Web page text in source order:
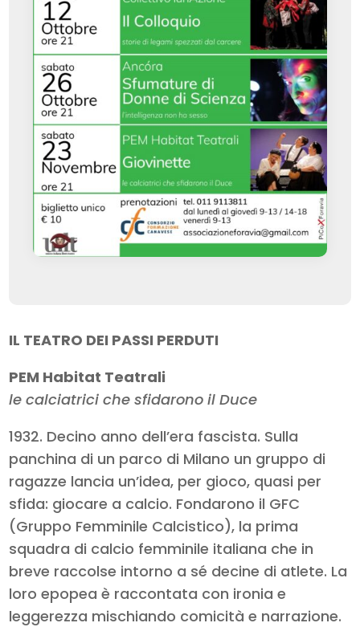
IL TEATRO DEI PASSI PERDUTI
PEM Habitat Teatrali
le calciatrici che sfidarono il Duce
1932. Decino anno dell’era fascista. Sulla
panchina di un parco di Milano un gruppo di
ragazze lancia un’idea, per gioco, quasi per
sfida: giocare a calcio. Fondarono il GFC
(Gruppo Femminile Calcistico), la prima
squadra di calcio femminile italiana che in
breve raccolse intorno a sé decine di atlete. La
loro epopea è raccontata con ironia e
leggerezza mischiando comicità e narrazione.